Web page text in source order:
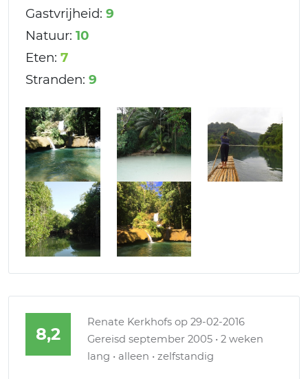
Gastvrijheid: 9
Natuur: 10
Eten: 7
Stranden: 9
8,2
Renate Kerkhofs op 29-02-2016
Gereisd september 2005 • 2 weken
lang • alleen • zelfstandig